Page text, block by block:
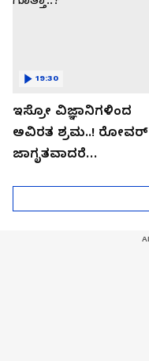
ಇಸ್ರೋ ವಿಜ್ಞಾನಿಗಳಿಂದ
ಅವಿರತ ಶ್ರಮ..! ರೋವರ್
ಜಾಗೃತವಾದರೆ
19:30